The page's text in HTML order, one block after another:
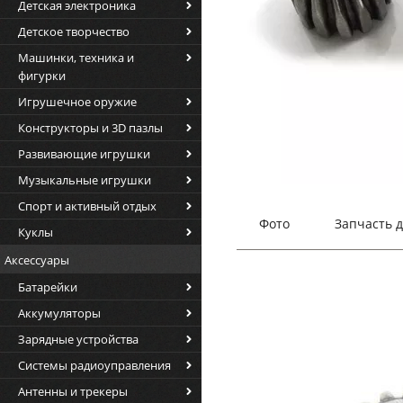
Детская электроника
Детское творчество
Машинки, техника и
фигурки
Игрушечное оружие
Конструкторы и 3D пазлы
Развивающие игрушки
Музыкальные игрушки
Спорт и активный отдых
Куклы
Аксессуары
Батарейки
Аккумуляторы
Зарядные устройства
Системы радиоуправления
Антенны и трекеры
Фото Запчасть